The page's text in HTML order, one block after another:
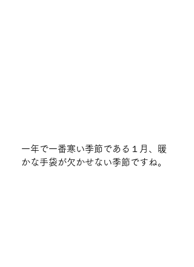
一年で一番寒い季節である１月、暖
かな手袋が欠かせない季節ですね。